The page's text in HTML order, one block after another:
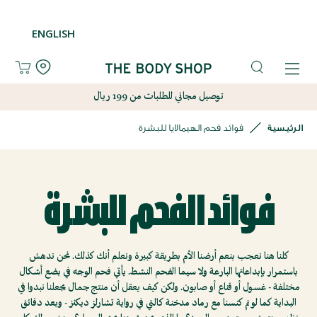
ENGLISH
الأمنيات
English
جديدنا
بالبشرة
بالجسم
العناية
الأمنيات
English
جديدنا
بالبشرة
بالجسم
العناية
توصيل مجاني للطلبات من 199 ريال
الرئيسية فوائد فحم الهيمالايا للبشرة
فوائد الفحم للبشرة
كلنا هنا نعجب بنعم أرضنا الأم بطريقة كبيرة ونعلم أنك كذلك. نحن ندهش
باستمرار بإبداعاتها البارعة ولا سيما الفحم النشط. يأتي فحم الوجه في بضع أشكال
مختلفة - غسول أو قناع أو صابون. ولكن كيف يعقل أن منتج جمال يجعلنا نبدوا في
البداية كما لو تم كنسنا مع رماد مدخنة كالتي في رواية تشارلز ديكنز - وبعد دقائق